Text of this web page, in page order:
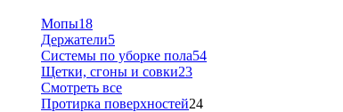
Мопы18
Держатели5
Системы по уборке пола54
Щетки, сгоны и совки23
Смотреть все
Протирка поверхностей24